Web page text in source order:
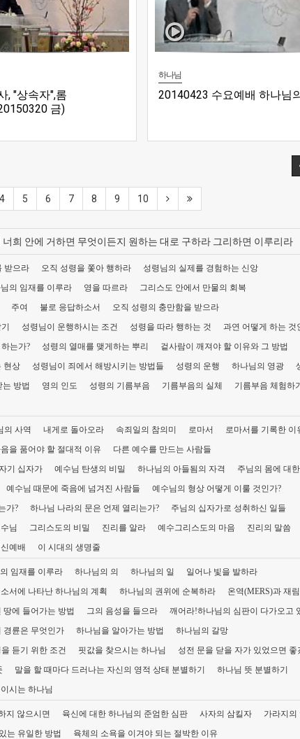
, "상속자",롬
금)
하나님
20140423 수요예배 하나님
4 5 6 7 8 9 10
희 안에 거하면 무엇이든지 원하는 대로 구하라 그리하면 이루리라
받으라 오직 성령을 쫓아 행하라
성령님의 실제를 경험하는 신앙
의 임재를 이루라 영을 따르라
그리스도 안에서 만물의 회복
주여 불로 응답하소서
오직 성령의 충만함을 받으라
성령님이 운행하시는 조건 성령을 따라 행하는 것
과연 어떻게 하는 것
는가? 성령의 열매를 맺게하는 뿌리
겉사람이 깨져야 할 이유와 그 방법
현상 성령님이 죄에서 해방시키는 방법들 성령의 운행 하나님의 영광
는 방법 영의 인도 성령의 기름부음 기름부음의 실체
기름부음 체험하
의 사역 내게로 돌아오라 속죄일의 참의미 로마서
로마서를 기록한 이
을 품어야 할 절대적 이유
다른 예수를 만드는 사람들
자기 십자가 예수님 탄생의 비밀 하나님의 아들됨의 자격
주님의 몸에 대
예수님 때문에 죽음에 넘겨진 사람들
예수님의 형상 어떻게 이룰 것인가?
가?
하나님 나라의 문은 언제 열리는가?
주님의 십자가로 성취하신 일들
님 그리스도의 비밀 진리를 알라 예수그리스도의 마음
진리의 말씀
예배 이 시대의 생명줄
임재를 이루라 하나님의 의 하나님의 일
일어나 빛을 발하라
서에 나타난 하나님의 계획 하나님의 권위에 순복하라
온역(MERS)과 재
땅에 들어가는 방법 그의 음성을 들으라
깨어라!하나님의 심판이 다가오고
경륜은 무엇인가 하나님을 알아가는 방법
하나님의 갈망
듣기 위한 조건 핏값을 찾으시는 하나님
성전 문을 닫을 자가 있었으면 좋
말을 할 때마다 드러나는 자신의 영적 상태 분별하기
하나님 뜻 분별하기
시는 하나님
지 않으시면 육신에 대한 하나님의 준엄한 심판 사자의 삼킬자
가라지의
는 유일한 방법
육체의 소욕을 이겨야 되는 절박한 이유